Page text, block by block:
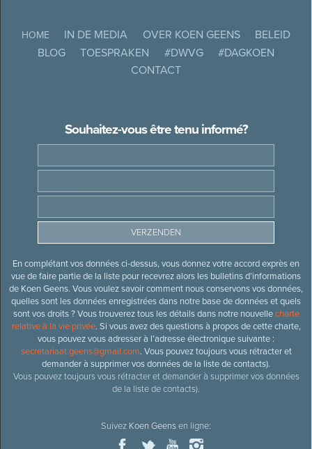
HOME IN DE MEDIA OVER KOEN GEENS
BELEID
BLOG
TOESPRAKEN #DWVG
#DAGKOEN
CONTACT
Souhaitez-vous être tenu informé?
En complétant vos données ci-dessus, vous donnez votre accord exprès en
vue de faire partie de la liste pour recevrez alors les bulletins d’informations
de Koen Geens. Vous voulez savoir comment nous conservons vos données,
quelles sont les données enregistrées dans notre base de données et quels
sont vos droits ? Vous trouverez tous les détails dans notre nouvellecharte
relative à la vie privée. Si vous avez des questions à propos de cette charte,
vous pouvez vous adresser à l’adresse électronique suivante :
secretariaat.geens@gmail.com. Vous pouvez toujours vous rétracter et
demander à supprimer vos données de la liste de contacts).
Vous pouvez toujours vous rétracter et demander à supprimer vos données
de la liste de contacts).
Suivez Koen Geensen ligne: